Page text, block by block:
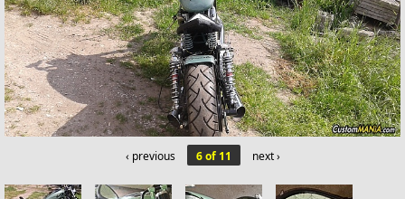
‹ previous 6 of 11 next ›